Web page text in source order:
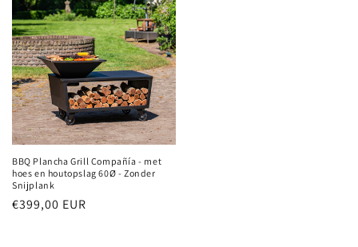
BBQ Plancha Grill Compañía - met
hoes en houtopslag 60Ø - Zonder
Snijplank
Normale
€399,00 EUR